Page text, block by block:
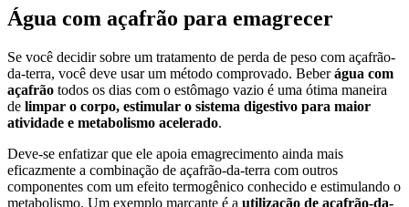
Água com açafrão para emagrecer
Se você decidir sobre um tratamento de perda de peso com açafrão-
da-terra, você deve usar um método comprovado. Beberágua com
açafrão todos os dias com o estômago vazio é uma ótima maneira
de limpar o corpo, estimular o sistema digestivo para maior
atividade e metabolismo acelerado.
Deve-se enfatizar que ele apoia emagrecimento ainda mais
eficazmente a combinação de açafrão-da-terra com outros
componentes com um efeito termogênico conhecido e estimulando o
metabolismo. Um exemplo marcante é a utilização de açafrão-da-